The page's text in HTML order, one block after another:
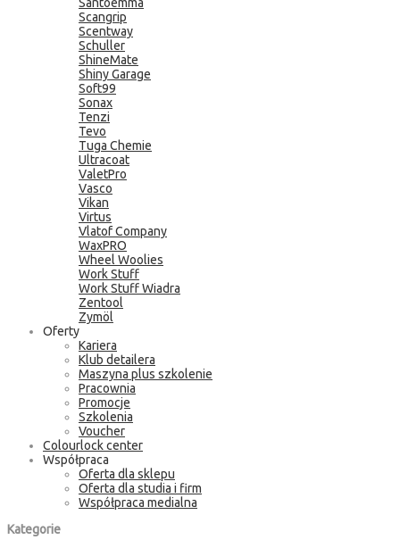
Scangrip
Scentway
Schuller
ShineMate
Shiny Garage
Soft99
Sonax
Tenzi
Tevo
Tuga Chemie
Ultracoat
ValetPro
Vasco
Vikan
Virtus
Vlatof Company
WaxPRO
Wheel Woolies
Work Stuff
Work Stuff Wiadra
Zentool
Zymöl
Oferty
Kariera
Klub detailera
Maszyna plus szkolenie
Pracownia
Promocje
Szkolenia
Voucher
Colourlock center
Współpraca
Oferta dla sklepu
Oferta dla studia i firm
Współpraca medialna
Kategorie